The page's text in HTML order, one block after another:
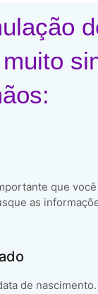
que
as
de nascimento.